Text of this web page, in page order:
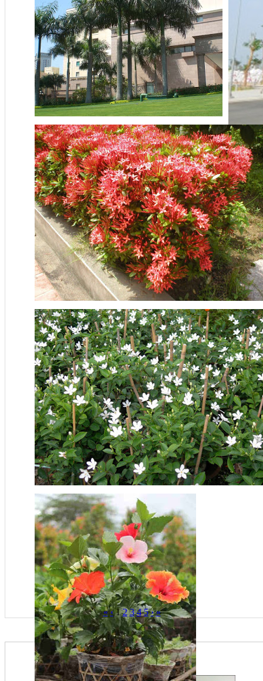
Cây
Giá:Liên
« ‹ 1 2 3 4 5 › »